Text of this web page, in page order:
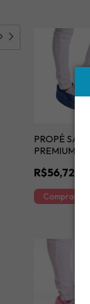
PROPÉ
PREMIUM
R$56,72